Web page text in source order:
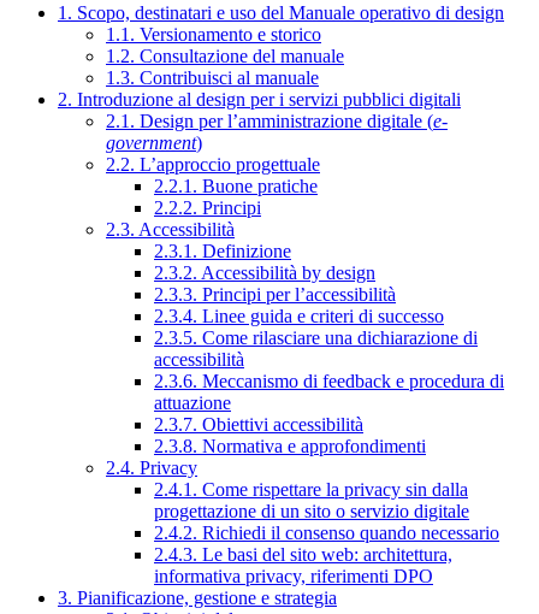
1. Scopo, destinatari e uso del Manuale operativo di design
1.1. Versionamento e storico
1.2. Consultazione del manuale
1.3. Contribuisci al manuale
2. Introduzione al design per i servizi pubblici digitali
2.1. Design per l’amministrazione digitale (e-
government)
2.2. L’approccio progettuale
2.2.1. Buone pratiche
2.2.2. Principi
2.3. Accessibilità
2.3.1. Definizione
2.3.2. Accessibilità by design
2.3.3. Principi per l’accessibilità
2.3.4. Linee guida e criteri di successo
2.3.5. Come rilasciare una dichiarazione di
accessibilità
2.3.6. Meccanismo di feedback e procedura di
attuazione
2.3.7. Obiettivi accessibilità
2.3.8. Normativa e approfondimenti
2.4. Privacy
2.4.1. Come rispettare la privacy sin dalla
progettazione di un sito o servizio digitale
2.4.2. Richiedi il consenso quando necessario
2.4.3. Le basi del sito web: architettura,
informativa privacy, riferimenti DPO
3. Pianificazione, gestione e strategia